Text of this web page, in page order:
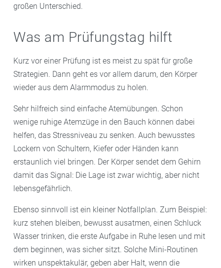
großen Unterschied.
Was am Prüfungstag hilft
Kurz vor einer Prüfung ist es meist zu spät für große
Strategien. Dann geht es vor allem darum, den Körper
wieder aus dem Alarmmodus zu holen.
Sehr hilfreich sind einfache Atemübungen. Schon
wenige ruhige Atemzüge in den Bauch können dabei
helfen, das Stressniveau zu senken. Auch bewusstes
Lockern von Schultern, Kiefer oder Händen kann
erstaunlich viel bringen. Der Körper sendet dem Gehirn
damit das Signal: Die Lage ist zwar wichtig, aber nicht
lebensgefährlich.
Ebenso sinnvoll ist ein kleiner Notfallplan. Zum Beispiel:
kurz stehen bleiben, bewusst ausatmen, einen Schluck
Wasser trinken, die erste Aufgabe in Ruhe lesen und mit
dem beginnen, was sicher sitzt. Solche Mini-Routinen
wirken unspektakulär, geben aber Halt, wenn die